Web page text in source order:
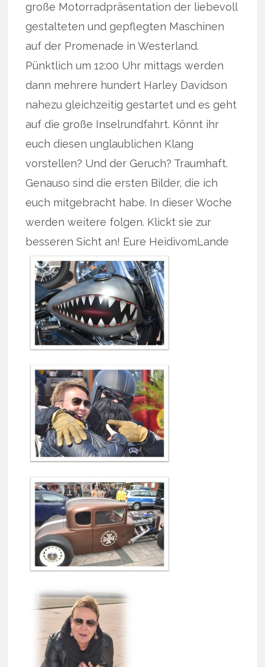
große Motorradpräsentation der liebevoll
gestalteten und gepflegten Maschinen
auf der Promenade in Westerland.
Pünktlich um 12:00 Uhr mittags werden
dann mehrere hundert Harley Davidson
nahezu gleichzeitig gestartet und es geht
auf die große Inselrundfahrt. Könnt ihr
euch diesen unglaublichen Klang
vorstellen? Und der Geruch? Traumhaft.
Genauso sind die ersten Bilder, die ich
euch mitgebracht habe. In dieser Woche
werden weitere folgen. Klickt sie zur
besseren Sicht an! Eure HeidivomLande